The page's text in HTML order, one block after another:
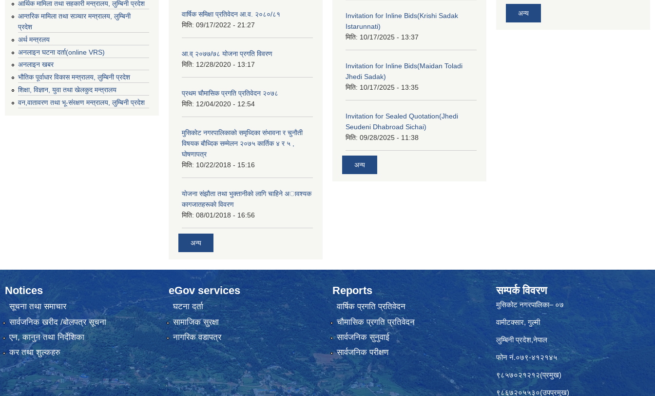
आर्थिक मामिला तथा सहकारी मन्त्रालय, लुम्बिनी प्रदेश
आन्तरिक मामिला तथा सञ्चार मन्त्रालय, लुम्बिनी
प्रदेश
अर्थ मन्त्रलय
अनलाइन घटना दर्ता(online VRS)
अनलाइन खबर
भौतिक पूर्वाधार विकास मन्त्रालय, लुम्बिनी प्रदेश
शिक्षा, विज्ञान, युवा तथा खेलकुद मन्‍‍त्रालय
वन,वातावरण तथा भू-संरक्षण मन्त्रालय, लुम्बिनी प्रदेश
वार्षिक समिक्षा प्रतिवेदन आ.व. २०८०/८१
मिति: 09/17/2022 - 21:27
आ.व् २०७७/७८ योजना प्रगति विवरण
मिति: 12/28/2020 - 13:17
प्रथम चाैमासिक प्रगति प्रतिवेदन २०७८
मिति: 12/04/2020 - 12:54
मुसिकाेट नगरपालिकाकाे समृध्दिका संभावना र चुनाैती
विषयक बाैध्दिक सम्मेलन २०७५ कार्तिक ४ र ५ ,
घाेषणापत्र
मिति: 10/22/2018 - 15:16
याेजना संझाैता तथा भुक्तानीकाे लागि चाहिने अावश्यक
कागजातहरूकाे विवरण
मिति: 08/01/2018 - 16:56
अन्य
Invitation for Inline Bids(Krishi Sadak
Istarunnati)
मिति: 10/17/2025 - 13:37
Invitation for Inline Bids(Maidan Toladi
Jhedi Sadak)
मिति: 10/17/2025 - 13:35
Invitation for Sealed Quotation(Jhedi
Seudeni Dhabroad Sichai)
मिति: 09/28/2025 - 11:38
अन्य
अन्य
Notices
सूचना तथा समाचार
सार्वजनिक खरीद /बोलपत्र सूचना
एन, कानुन तथा निर्देशिका
कर तथा शुल्कहरु
eGov services
घटना दर्ता
सामाजिक सुरक्षा
नागरिक वडापत्र
Reports
वार्षिक प्रगति प्रतिवेदन
चौमासिक प्रगति प्रतिवेदन
सार्वजनिक सुनुवाई
सार्वजनिक परीक्षण
सम्पर्क विवरण
मुसिकोट नगरपालिका– ०७
वामीटक्सार, गुल्मी
लुम्बिनी प्रदेश,नेपाल
फोन नं.०७९-४१२१४५
९८५७०२१२१२(प्रमुख)
९८६७२०५५३०(उपप्रमुख)